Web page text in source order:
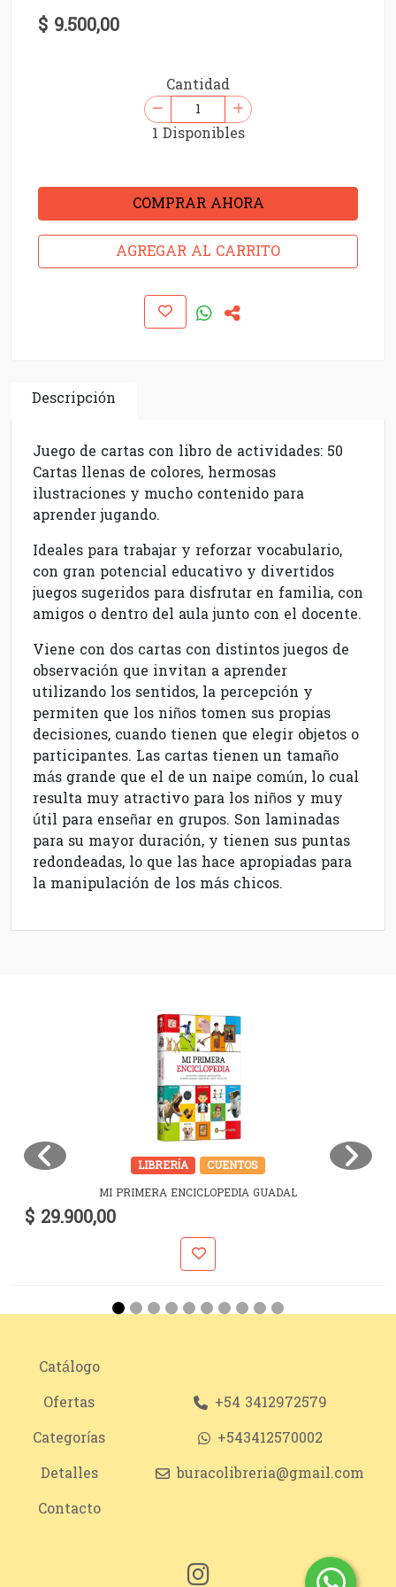
$ 9.500,00
Cantidad
1 Disponibles
COMPRAR AHORA
AGREGAR AL CARRITO
Descripción
Juego de cartas con libro de actividades: 50
Cartas llenas de colores, hermosas
ilustraciones y mucho contenido para
aprender jugando.
Ideales para trabajar y reforzar vocabulario,
con gran potencial educativo y divertidos
juegos sugeridos para disfrutar en familia, con
amigos o dentro del aula junto con el docente.
Viene con dos cartas con distintos juegos de
observación que invitan a aprender
utilizando los sentidos, la percepción y
permiten que los niños tomen sus propias
decisiones, cuando tienen que elegir objetos o
participantes. Las cartas tienen un tamaño
más grande que el de un naipe común, lo cual
resulta muy atractivo para los niños y muy
útil para enseñar en grupos. Son laminadas
para su mayor duración, y tienen sus puntas
redondeadas, lo que las hace apropiadas para
la manipulación de los más chicos.
LIBRERÍA
CUENTOS
MI PRIMERA ENCICLOPEDIA GUADAL
$ 29.900,00
Catálogo
Ofertas
Categorías
Detalles
Contacto
+54 3412972579
+543412570002
buracolibreria@gmail.com